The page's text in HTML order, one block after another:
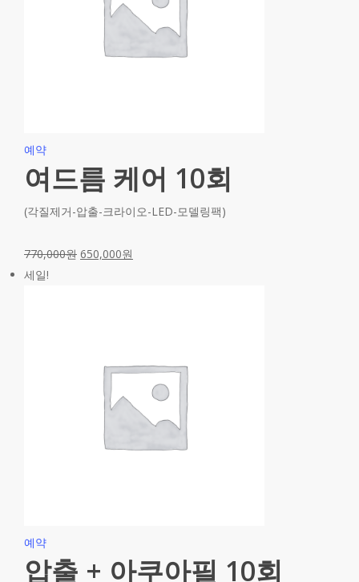
예약
여드름 케어 10회
(각질제거-압출-크라이오-LED-모델링팩)
770,000원 650,000원
세일!
예약
압출 + 아쿠아필 10회